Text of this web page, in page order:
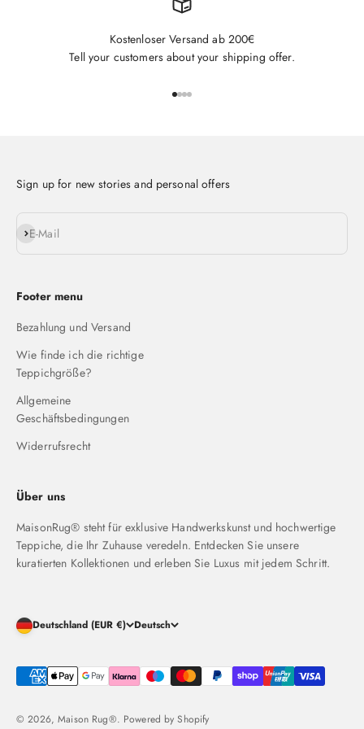
Kostenloser Versand ab 200€
Tell your customers about your shipping offer.
Gehe zu Element 1
Gehe zu Element 2
Gehe zu Element 3
Gehe zu Element 4
Sign up for new stories and personal offers
E-Mail
Abonnieren
Footer menu
Bezahlung und Versand
Wie finde ich die richtige
Teppichgröße?
Allgemeine
Geschäftsbedingungen
Widerrufsrecht
Über uns
MaisonRug® steht für exklusive Handwerkskunst und hochwertige
Teppiche, die Ihr Zuhause veredeln. Entdecken Sie unsere
kuratierten Kollektionen und erleben Sie Luxus mit jedem Schritt.
Deutschland (EUR €) Deutsch
© 2026, Maison Rug®. Powered by Shopify